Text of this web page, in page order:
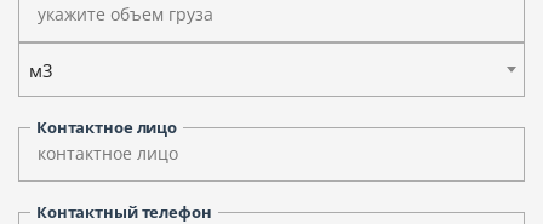
м3
Контактное лицо
Контактный телефон